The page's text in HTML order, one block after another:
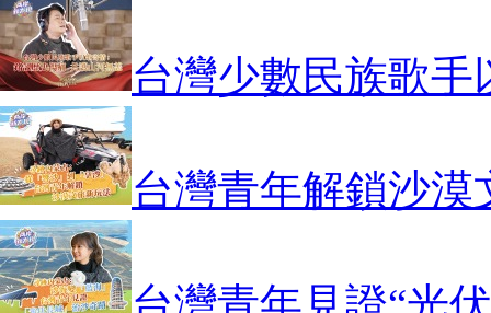
台灣少數民族歌手
台灣青年解鎖沙漠